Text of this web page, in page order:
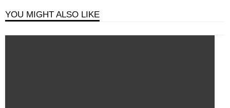
YOU MIGHT ALSO LIKE